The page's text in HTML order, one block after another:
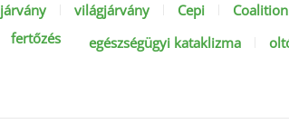
járvány világjárvány Cepi
fertőzés
egészségügyi kataklizma